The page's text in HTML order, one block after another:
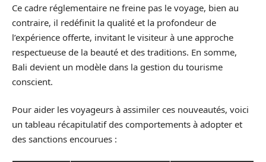
Ce cadre réglementaire ne freine pas le voyage, bien au
contraire, il redéfinit la qualité et la profondeur de
l’expérience offerte, invitant le visiteur à une approche
respectueuse de la beauté et des traditions. En somme,
Bali devient un modèle dans la gestion du tourisme
conscient.
Pour aider les voyageurs à assimiler ces nouveautés, voici
un tableau récapitulatif des comportements à adopter et
des sanctions encourues :